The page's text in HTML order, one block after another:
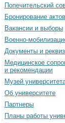
Попечительский
Бронирование
Вакансии и выборы
Военно-
Документы и
Медицинское
и рекомендации
Музей
Об университете
Партнеры
Планы работы